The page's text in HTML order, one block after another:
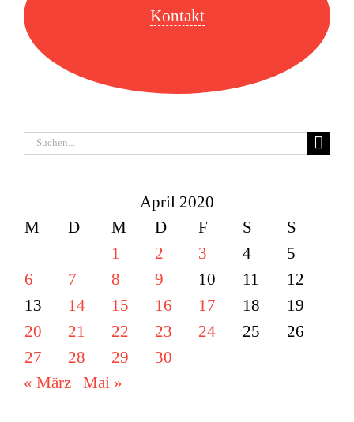
Kontakt
Suche
April 2020
M
D M D F S
S
1
2 3 4
5
6
7 8 9 10 11
12
13
14 15 16 17 18
19
20
21 22 23 24 25
26
27
28 29
30
« März
Mai »